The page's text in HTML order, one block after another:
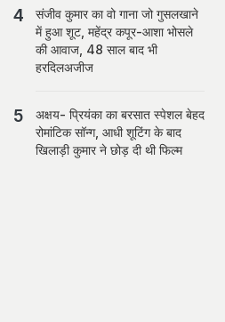
संजीव कुमार का वो गाना जो गुसलखाने
में हुआ शूट, महेंद्र कपूर-आशा भोसले
की आवाज, 48 साल बाद भी
हरदिलअजीज
अक्षय- प्रियंका का बरसात स्पेशल बेहद
रोमांटिक सॉन्ग, आधी शूटिंग के बाद
खिलाड़ी कुमार ने छोड़ दी थी फिल्म